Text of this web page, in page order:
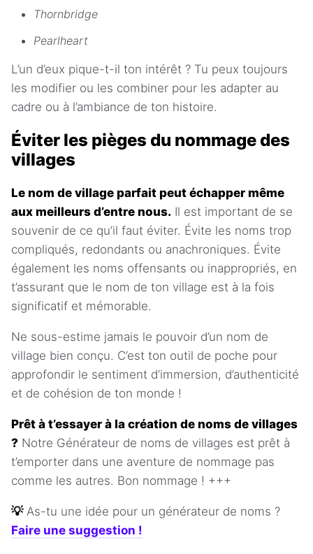
Thornbridge
Pearlheart
L’un d’eux pique-t-il ton intérêt ? Tu peux toujours
les modifier ou les combiner pour les adapter au
cadre ou à l’ambiance de ton histoire.
Éviter les pièges du nommage des
villages
Le nom de village parfait peut échapper même
aux meilleurs d’entre nous. Il est important de se
souvenir de ce qu’il faut éviter. Évite les noms trop
compliqués, redondants ou anachroniques. Évite
également les noms offensants ou inappropriés, en
t’assurant que le nom de ton village est à la fois
significatif et mémorable.
Ne sous-estime jamais le pouvoir d’un nom de
village bien conçu. C’est ton outil de poche pour
approfondir le sentiment d’immersion, d’authenticité
et de cohésion de ton monde !
Prêt à t’essayer à la création de noms de villages
? Notre Générateur de noms de villages est prêt à
t’emporter dans une aventure de nommage pas
comme les autres. Bon nommage ! +++
💡 As-tu une idée pour un générateur de noms ?
Faire une suggestion !